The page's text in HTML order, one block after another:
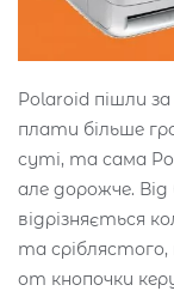
Polaroid пішли
плати більше
суті, та сама
але дорожче. Від
відрізняється
та
от кнопочки